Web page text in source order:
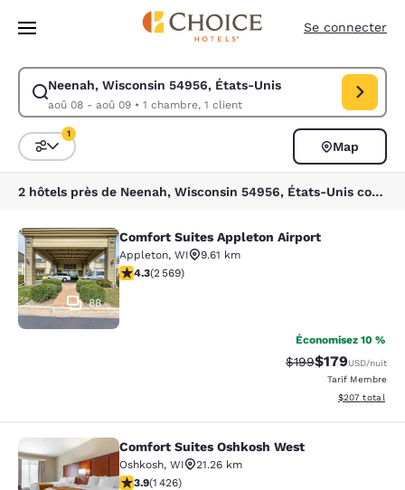
Sauter à Contenu Principal
Se connecter
Neenah, Wisconsin 54956, États-Unis
aoû 08 - aoû 09• 1 chambre, 1 client
Modifier la recherche pour Neenah, Wisconsin 54956, États-Unis.
Triez et filtrez
1
Map
2 hôtels près de Neenah, Wisconsin 54956, États-Unis correspondent à vos filtres
Comfort Suites Appleton Airport
88
Comfort Suites Appleton Airport
Appleton, WI
9.61 km
4.25 étoiles. Excellent. 2569 commentaires
4.3(2 569)
Économisez 10 %
Tarif barré :
$199Tarif réduit :
$179USD/nuit
Tarif Membre
Afficher les
$207 total
Comfort Suites Oshkosh West
Comfort Suites Oshkosh West
Oshkosh, WI
21.26 km
3.87 étoiles. Bien. 1426 commentaires
3.9(1 426)